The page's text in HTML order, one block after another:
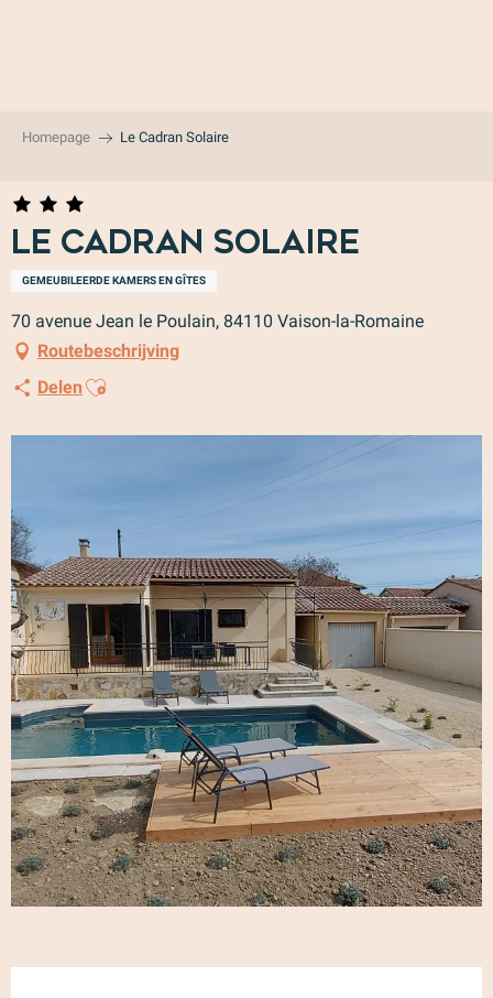
Homepage Le Cadran Solaire
Le Cadran Solaire
GEMEUBILEERDE KAMERS EN GÎTES
70 avenue Jean le Poulain, 84110 Vaison-la-Romaine
Routebeschrijving
Delen Ajouter aux favoris